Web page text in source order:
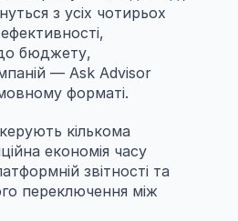
з усіх чотирьох
бюджету,
— Ask Advisor
форматі.
кількома
економія часу
звітності та
переключення між